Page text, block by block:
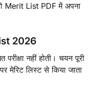
को Merit List PDF में अपना
2026
नहीं होती। चयन पूरी
मेरिट लिस्ट से किया जाता